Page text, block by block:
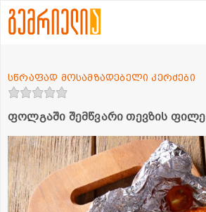
ფოლგაში შემწვარი თევზის ფილე
სწრაფად მოსამზადებელი კერძები